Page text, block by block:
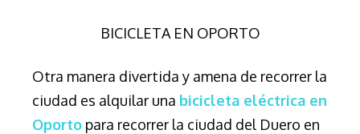
BICICLETA EN OPORTO
Otra manera divertida y amena de recorrer la
ciudad es alquilar una bicicleta eléctrica en
Oporto para recorrer la ciudad del Duero en